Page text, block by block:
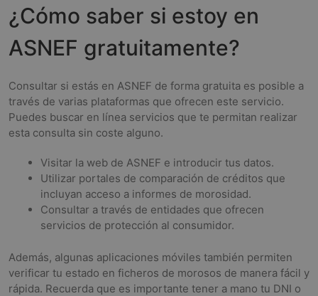
¿Cómo saber si estoy en
ASNEF gratuitamente?
Consultar si estás en ASNEF de forma gratuita es posible a
través de varias plataformas que ofrecen este servicio.
Puedes buscar en línea servicios que te permitan realizar
esta consulta sin coste alguno.
Visitar la web de ASNEF e introducir tus datos.
Utilizar portales de comparación de créditos que
incluyan acceso a informes de morosidad.
Consultar a través de entidades que ofrecen
servicios de protección al consumidor.
Además, algunas aplicaciones móviles también permiten
verificar tu estado en ficheros de morosos de manera fácil y
rápida. Recuerda que es importante tener a mano tu DNI o